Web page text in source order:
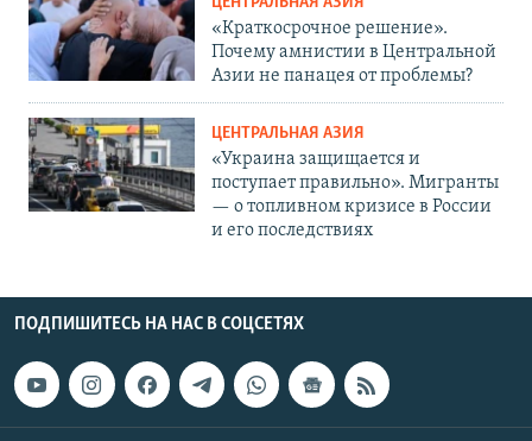
«Краткосрочное решение».
Почему амнистии в Центральной
Азии не панацея от проблемы?
ЦЕНТРАЛЬНАЯ АЗИЯ
«Украина защищается и
поступает правильно». Мигранты
— о топливном кризисе в России
и его последствиях
ПОДПИШИТЕСЬ НА НАС В СОЦСЕТЯХ